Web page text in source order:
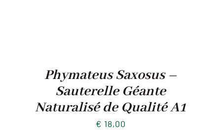
Phymateus Saxosus –
Sauterelle Géante
Naturalisé de Qualité A1
€ 18,00